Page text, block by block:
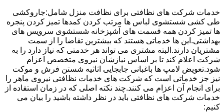
خدمات شرکت های نظافتی برای نظافت منزل شامل:جاروکشی
طی کشی شستشوی لباس ها مرتب کردن کمدها تمیز کردن پنجره
ها تمیز کردن همه قسمت های آشپزخانه شستشوی سرویس های
بهداشتی.این ها خدماتی هستند که بیشترین تقاضا را از سمت
مشتریان دارند.البته مشتری می تواند هر خدمتی که نیاز دارد را به
شرکت اعلام کند تا بر اساس نیازشان نیروی متخصص اعزام
شود.تعویض لامپ ها باغبانی جابجایی اثاثیه شستن فرش و موکت
نیز جز خدماتی است که شرکت های خدمات نظافتی نیروی ماهر را
برای انجام آن اعزام می کنند.چند نکته اصلی که در زمان استفاده از
خدمات شرکت های نظافتی باید در نظر داشته باشید را بیان می
کنیم: